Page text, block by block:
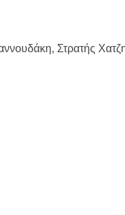
Στρατής